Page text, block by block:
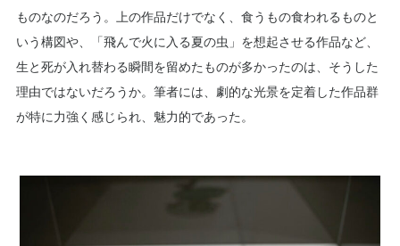
ものなのだろう。上の作品だけでなく、食うもの食われるものと
いう構図や、「飛んで火に入る夏の虫」を想起させる作品など、
生と死が入れ替わる瞬間を留めたものが多かったのは、そうした
理由ではないだろうか。筆者には、劇的な光景を定着した作品群
が特に力強く感じられ、魅力的であった。